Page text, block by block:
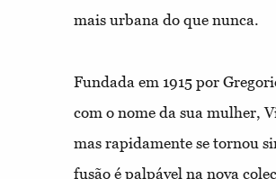
mais urbana do que nunca.
Fundada em 1915 por
com o nome da sua mulher,
mas rapidamente se tornou
fusão é palpável na nova